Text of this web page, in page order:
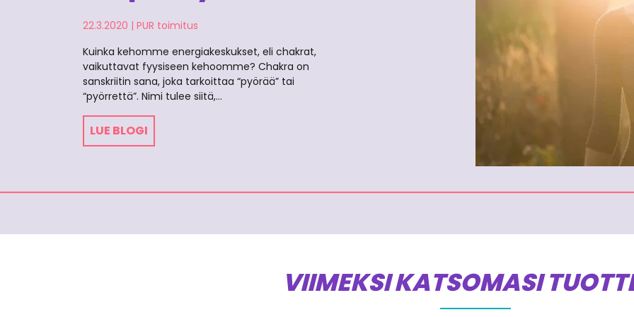
22.3.2020 | PUR toimitus
Kuinka kehomme energiakeskukset, eli chakrat,
vaikuttavat fyysiseen kehoomme? Chakra on
sanskriitin sana, joka tarkoittaa “pyörää” tai
“pyörrettä”. Nimi tulee siitä,…
LUE BLOGI
VIIMEKSI KATSOMASI